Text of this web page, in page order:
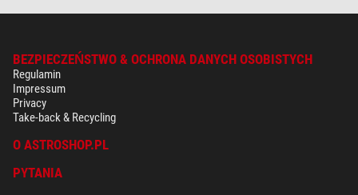
BEZPIECZEŃSTWO & OCHRONA DANYCH OSOBISTYCH
Regulamin
Impressum
Privacy
Take-back & Recycling
O ASTROSHOP.PL
PYTANIA